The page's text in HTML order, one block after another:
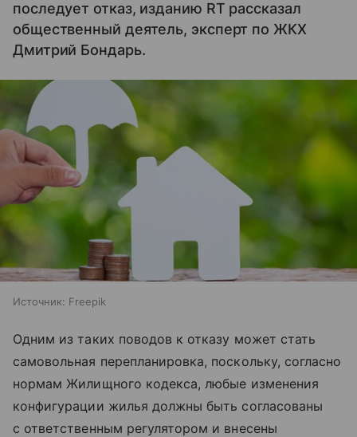
последует отказ, изданию RT рассказал
общественный деятель, эксперт по ЖКХ
Дмитрий Бондарь.
Источник: Freepik
Одним из таких поводов к отказу может стать
самовольная перепланировка, поскольку, согласно
нормам Жилищного кодекса, любые изменения
конфигурации жилья должны быть согласованы
с ответственным регулятором и внесены